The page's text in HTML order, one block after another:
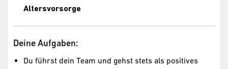
Altersvorsorge
Deine Aufgaben:
Du führst dein Team und gehst stets als positives